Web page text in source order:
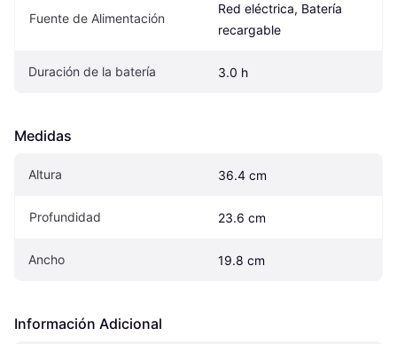
Fuente de Alimentación
Red eléctrica, Batería
recargable
Duración de la batería 3.0 h
Medidas
Altura 36.4 cm
Profundidad 23.6 cm
Ancho 19.8 cm
Información Adicional